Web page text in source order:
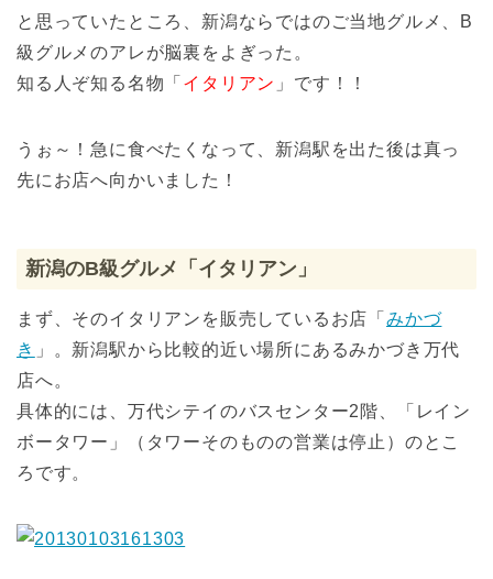
と思っていたところ、新潟ならではのご当地グルメ、B
級グルメのアレが脳裏をよぎった。
知る人ぞ知る名物「 イタリアン 」です！！
うぉ～！急に食べたくなって、新潟駅を出た後は真っ
先にお店へ向かいました！
新潟のB級グルメ「イタリアン」
まず、そのイタリアンを販売しているお店「みかづ
き 」。新潟駅から比較的近い場所にあるみかづき万代
店へ。
具体的には、万代シテイのバスセンター2階、「レイン
ボータワー」（タワーそのものの営業は停止）のとこ
ろです。